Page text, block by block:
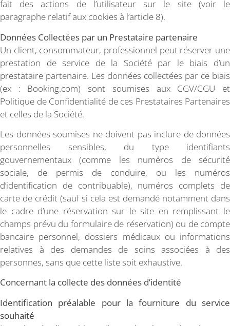
fait des actions de l’utilisateur sur le site (voir le
paragraphe relatif aux cookies à l’article 8).
Données Collectées par un Prestataire partenaire
Un client, consommateur, professionnel peut réserver une
prestation de service de la Société par le biais d’un
prestataire partenaire. Les données collectées par ce biais
(ex : Booking.com) sont soumises aux CGV/CGU et
Politique de Confidentialité de ces Prestataires Partenaires
et celles de la Société.
Les données soumises ne doivent pas inclure de données
personnelles sensibles, du type identifiants
gouvernementaux (comme les numéros de sécurité
sociale, de permis de conduire, ou les numéros
d’identification de contribuable), numéros complets de
carte de crédit (sauf si cela est demandé notamment dans
le cadre d’une réservation sur le site en remplissant le
champs prévu du formulaire de réservation) ou de compte
bancaire personnel, dossiers médicaux ou informations
relatives à des demandes de soins associées à des
personnes, sans que cette liste soit exhaustive.
Concernant la collecte des données d’identité
Identification préalable pour la fourniture du service
souhaité